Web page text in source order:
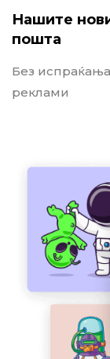
Нашите
пошта
Без
реклами